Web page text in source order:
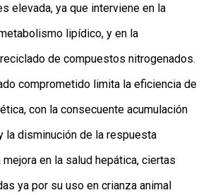
elevada, ya que interviene en la
lipídico, y en la
de compuestos nitrogenados.
comprometido limita la eficiencia de
con la consecuente acumulación
la disminución de la respuesta
en la salud hepática, ciertas
ya por su uso en crianza animal